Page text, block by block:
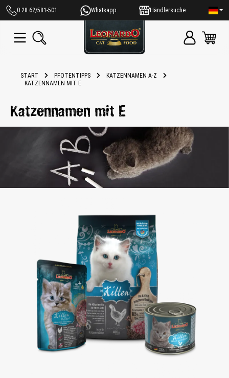
springen
0 28 62/581-501 Whatsapp Händlersuche
START PFOTENTIPPS
KATZENNAMEN A-Z
KATZENNAMEN MIT E
Katzennamen mit E